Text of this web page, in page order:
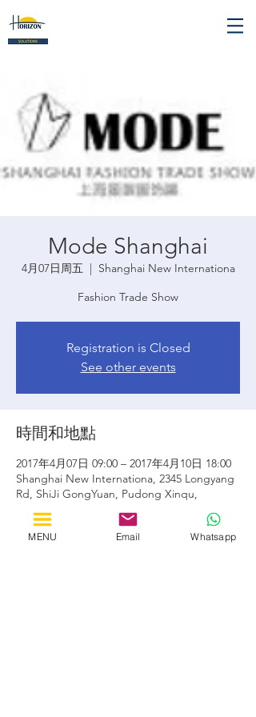
Mode Shanghai
4月07日周五
  |
Shanghai New Internationa
Fashion Trade Show
Registration is Closed
See other events
時間和地點
2017年4月07日 09:00 – 2017年4月10日 18:00
Shanghai New Internationa, 2345 Longyang
Rd, ShiJi GongYuan, Pudong Xinqu,
Shanghai Shi, Cina, 201204
MENU Email Whatsapp